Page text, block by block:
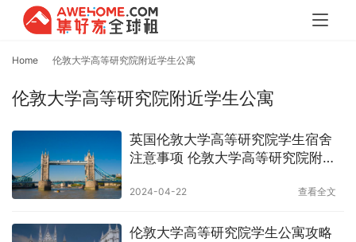
Home 伦敦大学高等研究院附近学生公寓
伦敦大学高等研究院附近学生公寓
英国伦敦大学高等研究院学生宿舍
注意事项 伦敦大学高等研究院附近
2024-04-22 查看全文
伦敦大学高等研究院学生公寓攻略